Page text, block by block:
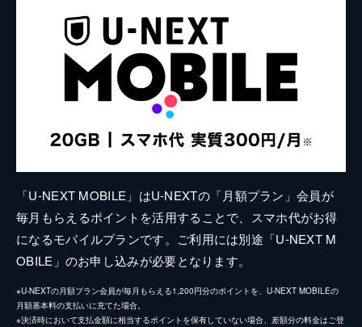
「U-NEXT MOBILE」はU-NEXTの「月額プラン」会員が
毎月もらえるポイントを活用することで、スマホ代がお得
になるモバイルプランです。ご利用には別途「U-NEXT M
OBILE」のお申し込みが必要となります。
※U-NEXTの月額プラン会員が毎月もらえる1,200円分のポイントを、U-NEXT MOBILEの
月額基本料の支払いに充てた場合。
※決済時において支払金額に相当するポイントを保有していない場合、差額分の料金はご登